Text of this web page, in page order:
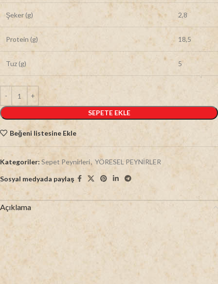
Şeker (g) 2,8
Protein (g) 18,5
Tuz (g) 5
SEPETE EKLE
Beğeni listesine Ekle
Kategoriler: Sepet Peynirleri, YÖRESEL PEYNİRLER
Sosyal medyada paylaş
Açıklama